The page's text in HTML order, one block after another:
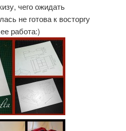
чего ожидать
не готова к восторгу
работа:)